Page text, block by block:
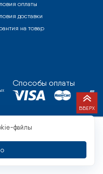
оплаты
доставки
на товар
Способы оплаты
ВВЕРХ
файлы